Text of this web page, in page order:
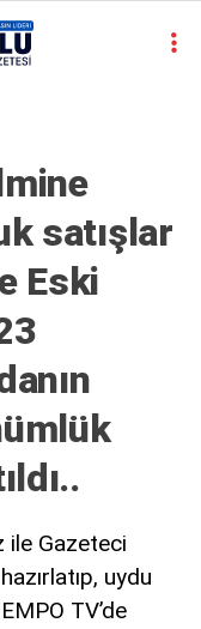
satışlar
Eski
ile Gazeteci
uydu
TV’de